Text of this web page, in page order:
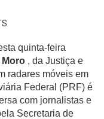
quinta-feira
Moro , da Justiça e
radares móveis em
Federal (PRF) é
com jornalistas e
Secretaria de